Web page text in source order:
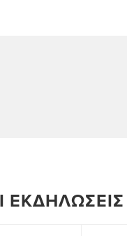
ΕΚΔΗΛΏΣΕΙΣ